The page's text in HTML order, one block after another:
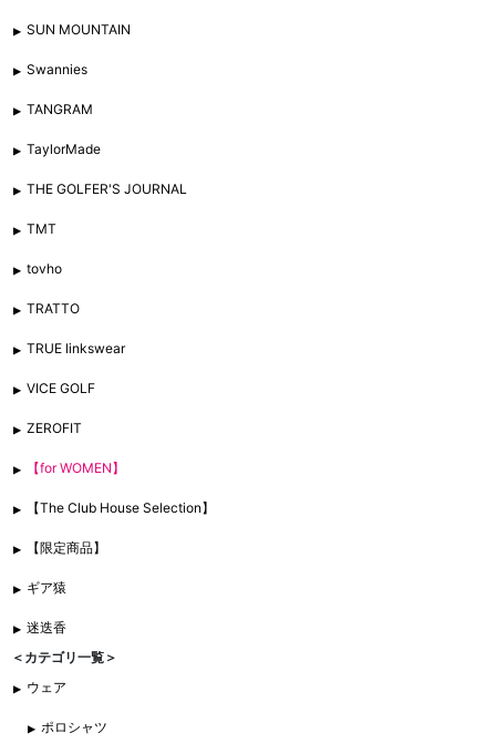
SUN MOUNTAIN
Swannies
TANGRAM
TaylorMade
THE GOLFER'S JOURNAL
TMT
tovho
TRATTO
TRUE linkswear
VICE GOLF
ZEROFIT
【for WOMEN】
【The Club House Selection】
【限定商品】
ギア猿
迷迭香
＜カテゴリ一覧＞
ウェア
ポロシャツ